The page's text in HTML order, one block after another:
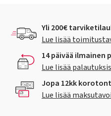
Yli 200€
Lue lisää
14 päivää ilmainen
Lue lisää
Jopa 12kk
Lue lisää